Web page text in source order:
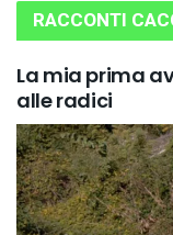
RACCONTI
La mia prima
alle radici